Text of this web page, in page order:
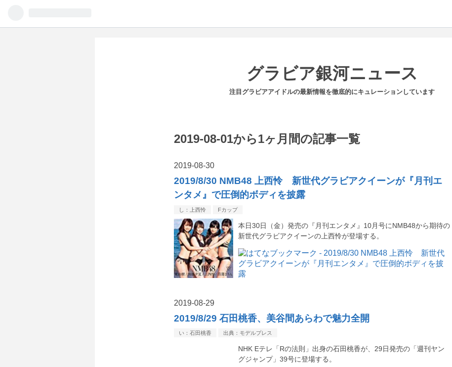
グラビア銀河ニュース
注目グラビアアイドルの最新情報を徹底的にキュレーションしています
2019-08-01から1ヶ月間の記事一覧
2019-08-30
2019/8/30 NMB48 上西怜 新世代グラビアクイーンが『月刊エ
ンタメ』で圧倒的ボディを披露
し：上西怜 Fカップ
本日30日（金）発売の『月刊エンタメ』10月号にNMB48から期待の
新世代グラビアクイーンの上西怜が登場する。
2019-08-29
2019/8/29 石田桃香、美谷間あらわで魅力全開
い：石田桃香 出典：モデルプレス
NHK Eテレ「Rの法則」出身の石田桃香が、29日発売の「週刊ヤン
グジャンプ」39号に登場する。